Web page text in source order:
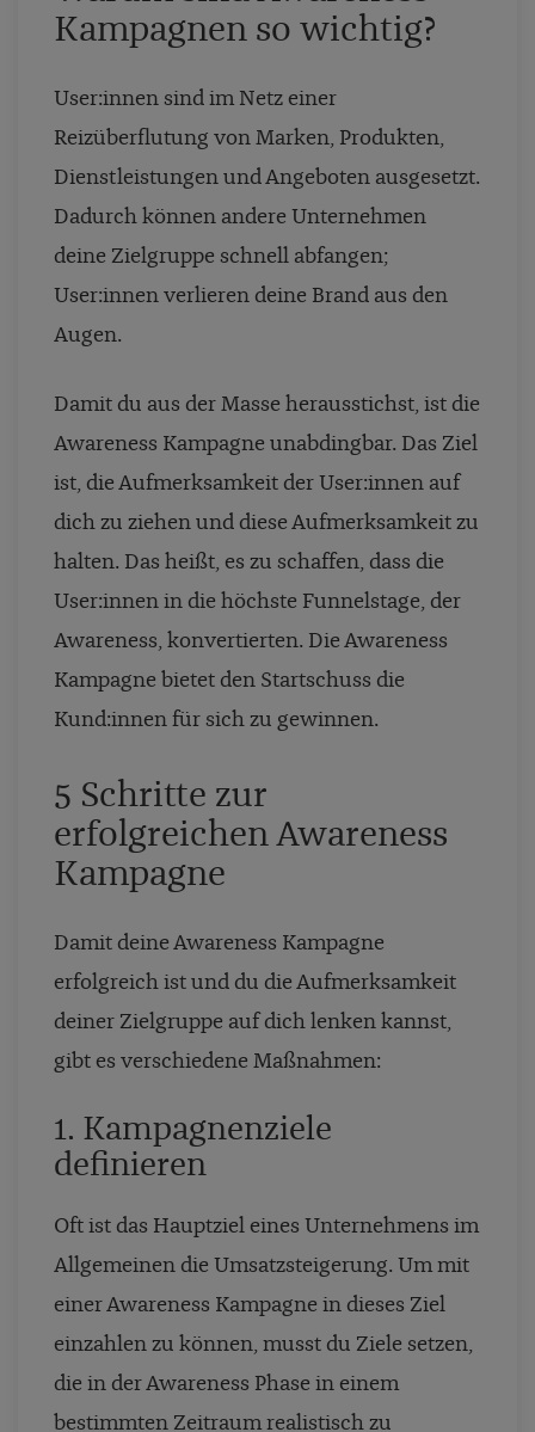
Kampagnen so wichtig?
User:innen sind im Netz einer
Reizüberflutung von Marken, Produkten,
Dienstleistungen und Angeboten ausgesetzt.
Dadurch können andere Unternehmen
deine Zielgruppe schnell abfangen;
User:innen verlieren deine Brand aus den
Augen.
Damit du aus der Masse herausstichst, ist die
Awareness Kampagne unabdingbar. Das Ziel
ist, die Aufmerksamkeit der User:innen auf
dich zu ziehen und diese Aufmerksamkeit zu
halten. Das heißt, es zu schaffen, dass die
User:innen in die höchste Funnelstage, der
Awareness, konvertierten. Die Awareness
Kampagne bietet den Startschuss die
Kund:innen für sich zu gewinnen.
5 Schritte zur
erfolgreichen Awareness
Kampagne
Damit deine Awareness Kampagne
erfolgreich ist und du die Aufmerksamkeit
deiner Zielgruppe auf dich lenken kannst,
gibt es verschiedene Maßnahmen:
1. Kampagnenziele
definieren
Oft ist das Hauptziel eines Unternehmens im
Allgemeinen die Umsatzsteigerung. Um mit
einer Awareness Kampagne in dieses Ziel
einzahlen zu können, musst du Ziele setzen,
die in der Awareness Phase in einem
bestimmten Zeitraum realistisch zu